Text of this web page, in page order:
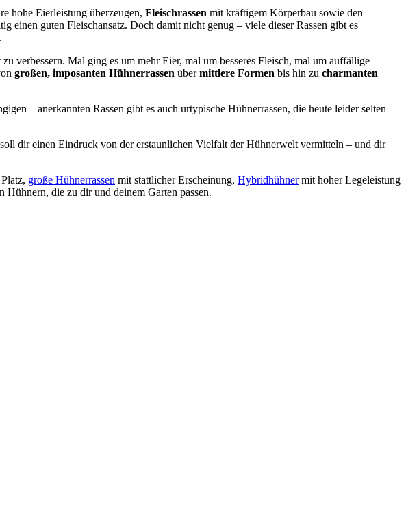
hohe Eierleistung überzeugen, Fleischrassen mit kräftigem Körperbau sowie den
einen guten Fleischansatz. Doch damit nicht genug – viele dieser Rassen gibt es
verbessern. Mal ging es um mehr Eier, mal um besseres Fleisch, mal um auffällige
großen, imposanten Hühnerrassen übermittlere Formen bis hin zu charmanten
– anerkannten Rassen gibt es auch urtypische Hühnerrassen, die heute leider selten
dir einen Eindruck von der erstaunlichen Vielfalt der Hühnerwelt vermitteln – und dir
große Hühnerrassen mit stattlicher Erscheinung, Hybridhühnermit hoher Legeleistung
die zu dir und deinem Garten passen.